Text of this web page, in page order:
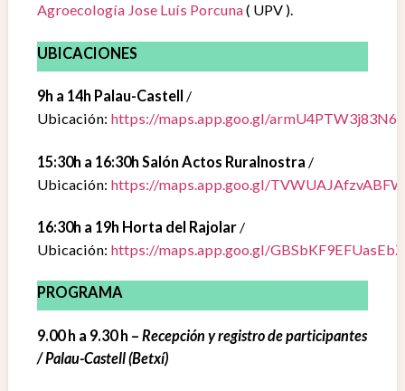
Agroecología Jose Luís Porcuna( UPV ).
UBICACIONES
9h a 14h Palau-Castell
/
Ubicación: https://maps.app.goo.gl/
15:30h a 16:30h Salón Actos Ruralnostra /
Ubicación: https://maps.app.goo.gl/
16:30h a 19h Horta del Rajolar /
Ubicación: https://maps.app.goo.gl/
PROGRAMA
9.00 h a 9.30 h – Recepción y registro de participantes
/ Palau-Castell (Betxí)